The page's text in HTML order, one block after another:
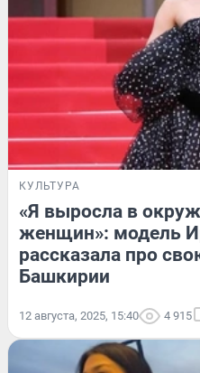
КУЛЬТУРА
«Я выросла в
женщин»: модель
рассказала про
Башкирии
12 августа, 2025, 15:40 4 915